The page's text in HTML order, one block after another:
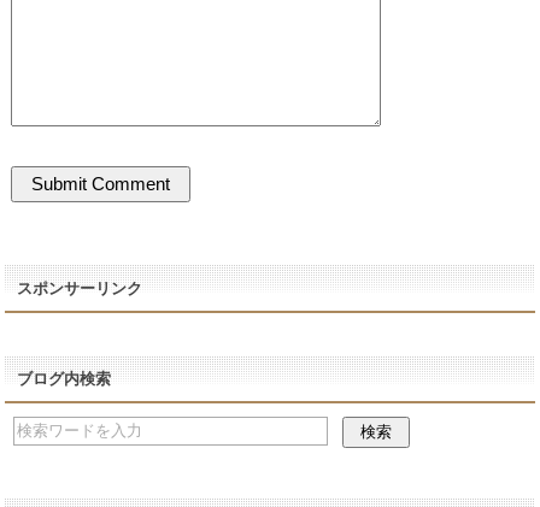
スポンサーリンク
ブログ内検索